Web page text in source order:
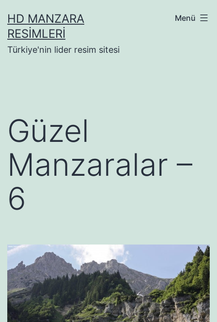
geçHD MANZARA
RESIMLERI
Türkiye'nin lider resim sitesi
Menü
Güzel
Manzaralar –
6